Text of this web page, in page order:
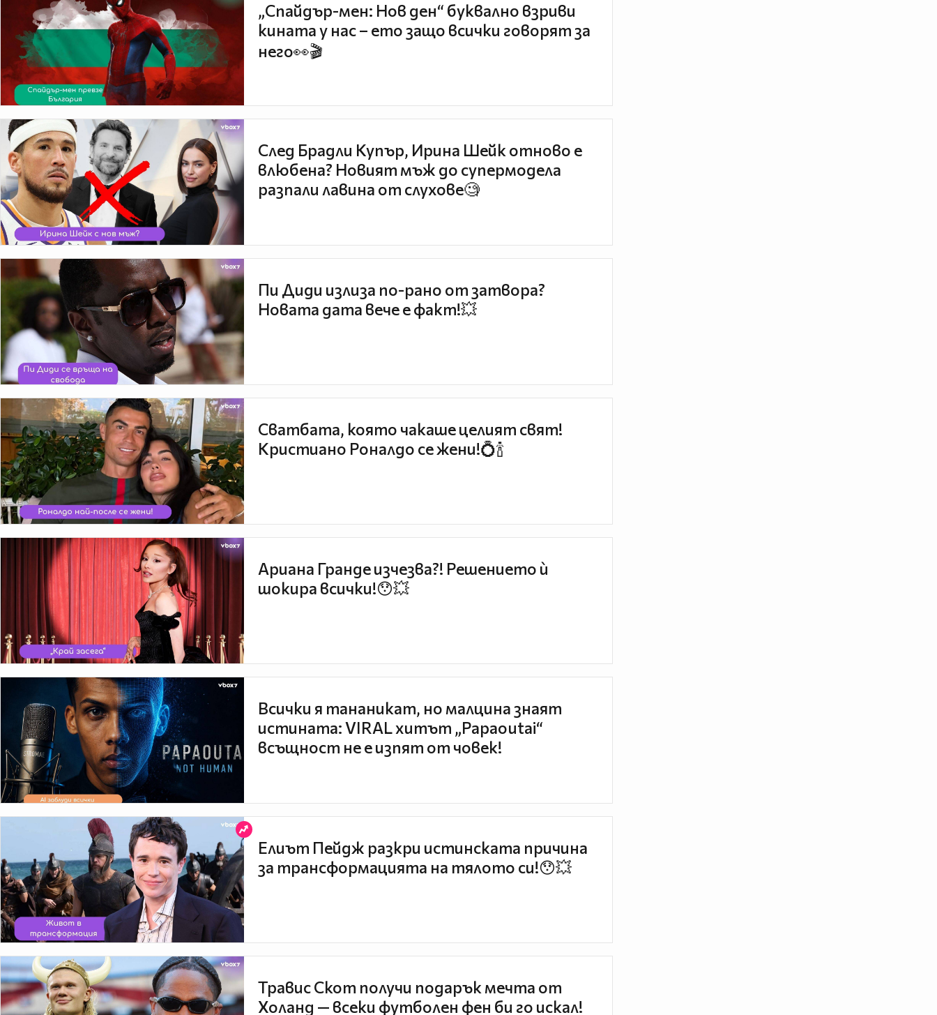
„Спайдър-мен: Нов ден“ буквално взриви
кината у нас – ето защо всички говорят за
него👀🎬
След Брадли Купър, Ирина Шейк отново е
влюбена? Новият мъж до супермодела
разпали лавина от слухове🧐
Пи Диди излиза по-рано от затвора?
Новата дата вече е факт!💥
Сватбата, която чакаше целият свят!
Кристиано Роналдо се жени!💍🍾
Ариана Гранде изчезва?! Решението ѝ
шокира всички!😯💥
Всички я тананикат, но малцина знаят
истината: VIRAL хитът „Papaoutai“
всъщност не е изпят от човек!
Елиът Пейдж разкри истинската причина
за трансформацията на тялото си!😯💥
Травис Скот получи подарък мечта от
Холанд — всеки футболен фен би го искал!